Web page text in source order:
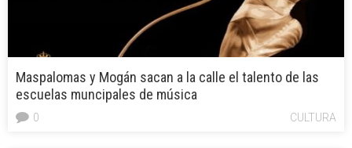
Maspalomas y Mogán sacan a la calle el talento de las
escuelas muncipales de música
CULTURA
0